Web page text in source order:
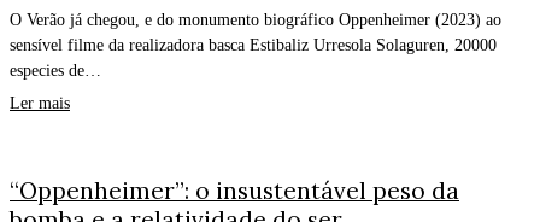
O Verão já chegou, e do monumento biográfico Oppenheimer (2023) ao
sensível filme da realizadora basca Estibaliz Urresola Solaguren, 20000
especies de…
Ler mais
“Oppenheimer”: o insustentável peso da